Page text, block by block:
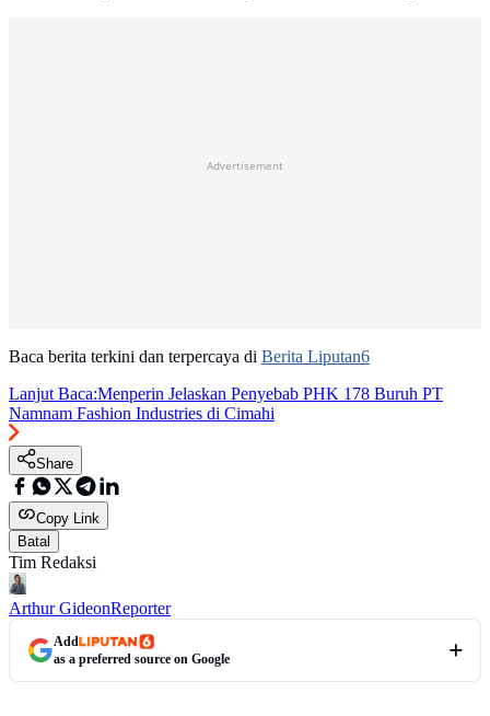
Advertisement
Baca berita terkini dan terpercaya di Berita Liputan6
Lanjut Baca:Menperin Jelaskan Penyebab PHK 178 Buruh PT
Namnam Fashion Industries di Cimahi
Share
Copy Link
Batal
Tim Redaksi
Arthur GideonReporter
Add
as a preferred source on Google